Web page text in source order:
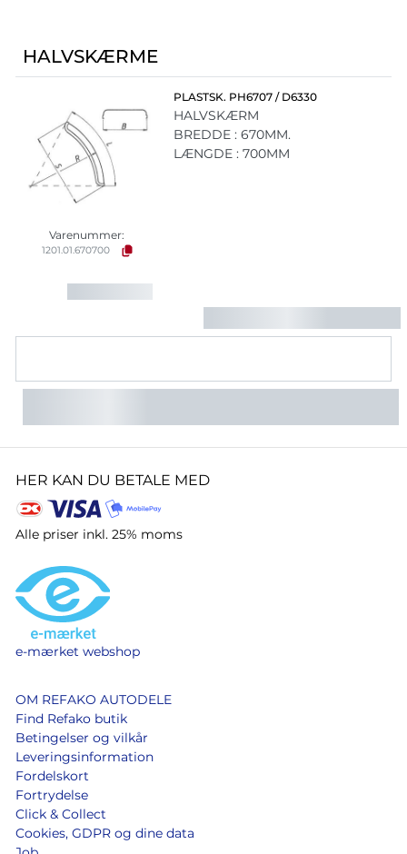
HALVSKÆRME
Varenummer:
1201.01.670700
PLASTSK. PH6707 / D6330
HALVSKÆRM
BREDDE : 670MM.
LÆNGDE : 700MM
HER KAN DU BETALE MED
Alle priser inkl. 25% moms
e-mærket webshop
OM REFAKO AUTODELE
Find Refako butik
Betingelser og vilkår
Leveringsinformation
Fordelskort
Fortrydelse
Click & Collect
Cookies, GDPR og dine data